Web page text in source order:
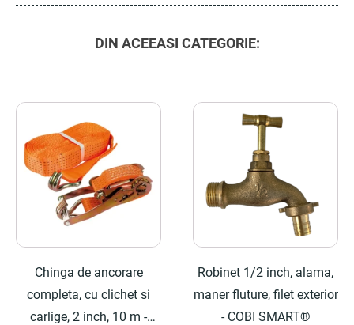
DIN ACEEASI CATEGORIE:
Chinga de ancorare
completa, cu clichet si
carlige, 2 inch, 10 m -
Robinet 1/2 inch, alama,
maner fluture, filet exterior
- COBI SMART®